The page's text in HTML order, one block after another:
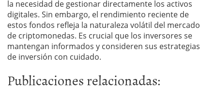
la necesidad de gestionar directamente los activos
digitales. Sin embargo, el rendimiento reciente de
estos fondos refleja la naturaleza volátil del mercado
de criptomonedas. Es crucial que los inversores se
mantengan informados y consideren sus estrategias
de inversión con cuidado.
Publicaciones relacionadas: